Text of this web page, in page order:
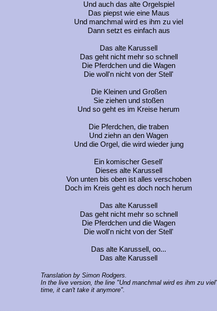
Und auch das alte Orgelspiel
Das piepst wie eine Maus
Und manchmal wird es ihm zu viel
Dann setzt es einfach aus
Das alte Karussell
Das geht nicht mehr so schnell
Die Pferdchen und die Wagen
Die woll'n nicht von der Stell'
Die Kleinen und Großen
Sie ziehen und stoßen
Und so geht es im Kreise herum
Die Pferdchen, die traben
Und ziehn an den Wagen
Und die Orgel, die wird wieder jung
Ein komischer Gesell'
Dieses alte Karussell
Von unten bis oben ist alles verschoben
Doch im Kreis geht es doch noch herum
Das alte Karussell
Das geht nicht mehr so schnell
Die Pferdchen und die Wagen
Die woll'n nicht von der Stell'
Das alte Karussell, oo...
Das alte Karussell
Translation by Simon Rodgers.
In the live version, the line "Und manchmal wird es ihm zu
time, it can't take it anymore".